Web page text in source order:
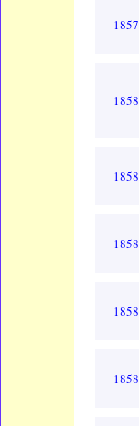
1857
1858
1858
1858
1858
1858